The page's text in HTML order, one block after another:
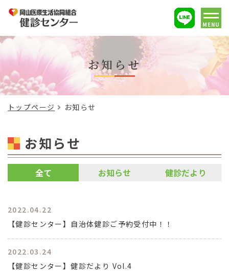
MENU
お知らせ
トップページ お知らせ
お知らせ
全て お知らせ 健診だより
2022.04.22
【健診センター】自治体健診ご予約受付中！！
2022.03.24
【健診センター】健診だより Vol.4